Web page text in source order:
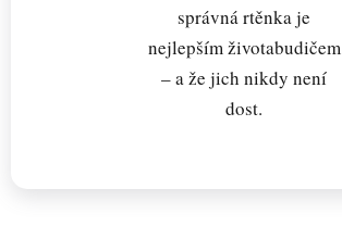
správná rtěnka je
nejlepším životabudičem
– a že jich nikdy není
dost.